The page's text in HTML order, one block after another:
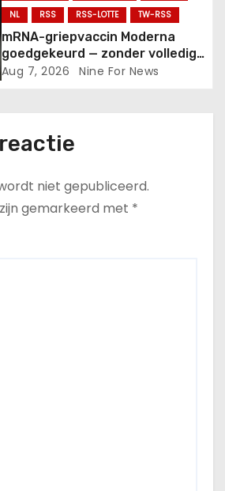
NL
RSS RSS-LOTTE TW-RSS
mRNA-griepvaccin Moderna
goedgekeurd — zonder volledig
veiligheidsonderzoek.
Aug 7, 2026 Nine For News
niet gepubliceerd.
gemarkeerd met *